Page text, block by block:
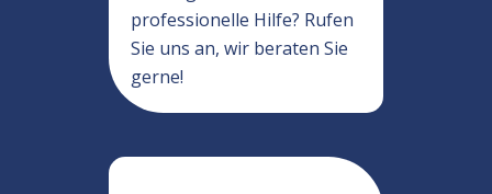
professionelle Hilfe? Rufen
Sie uns an, wir beraten Sie
gerne!